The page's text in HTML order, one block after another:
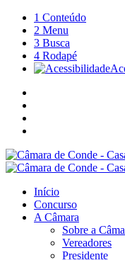
1 Conteúdo
2 Menu
3 Busca
4 Rodapé
Início
Concurso
A Câmara
Sobre a
Vereadores
Presidente